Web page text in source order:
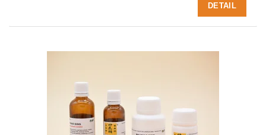
DETAIL